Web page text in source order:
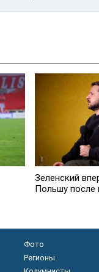
Зеленский
Польшу после
Фото
Регионы